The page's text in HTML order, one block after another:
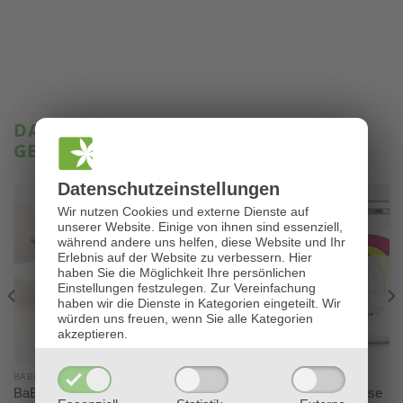
Datenschutz­einstellungen
Wir nutzen Cookies und externe Dienste auf
unserer Website. Einige von ihnen sind essenziell,
während andere uns helfen, diese Website und Ihr
Erlebnis auf der Website zu verbessern. Hier
haben Sie die Möglichkeit Ihre persönlichen
Einstellungen festzulegen. Zur Vereinfachung
haben wir die Dienste in Kategorien eingeteilt. Wir
würden uns freuen, wenn Sie alle Kategorien
akzeptieren.
DAS KÖNNTE IHNEN AUCH
GEFALLEN …
BABLÜMCHEN®
BaBlümchen® Emaille-Tasse
Neu
NICHT VORRÄTIG
BABLÜMCHEN®
BaBlümchen® Emaille-Tasse